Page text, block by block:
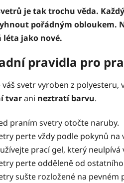
je tak trochu věda.
pořádným obloukem.
léta jako nové.
pravidla pro
váš svetr vyroben z
tvarani neztratí barvu.
praním svetry otočte naruby.
perte vždy podle pokynů na
prací gel, který
perte odděleně od
sušte rozložené na pevném